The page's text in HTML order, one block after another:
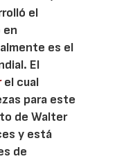
el
en
es el
El
el cual
para este
de Walter
y está
de